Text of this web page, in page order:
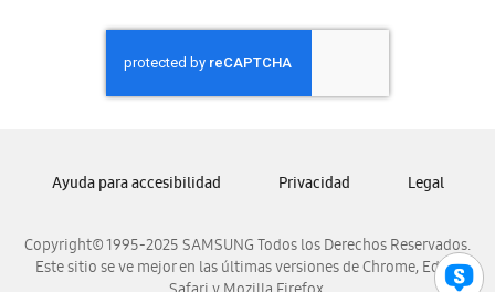
Samsung República Dominicana
Samsung Venezuela
Copyright© 1995-2025 SAMSUNG Todos los Derechos Reservados.
Este sitio se ve mejor en las últimas versiones de Chrome, Edge,
Ayuda para accesibilidad Privacidad Legal